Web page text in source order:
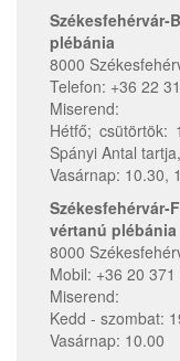
plébánia
8000
Telefon: +36 22
Miserend:
Hétfő; csütörtök:
Spányi Antal
Vasárnap: 10.30,
vértanú plébánia
8000
Mobil: +36 20 371
Miserend:
Kedd - szombat:
Vasárnap: 10.00